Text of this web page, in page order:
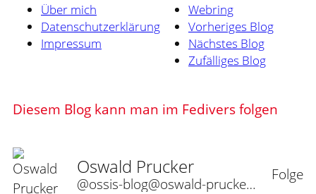
Über mich
Datenschutzerklärung
Impressum
Webring
Vorheriges Blog
Nächstes Blog
Zufälliges Blog
Diesem Blog kann man im Fedivers folgen
Oswald Prucker
@ossis-blog@oswald-prucker.de
Folge